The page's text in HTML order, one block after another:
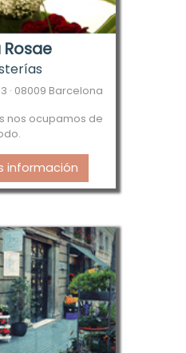
Rosae
· 08009 Barcelona
nos ocupamos de
información